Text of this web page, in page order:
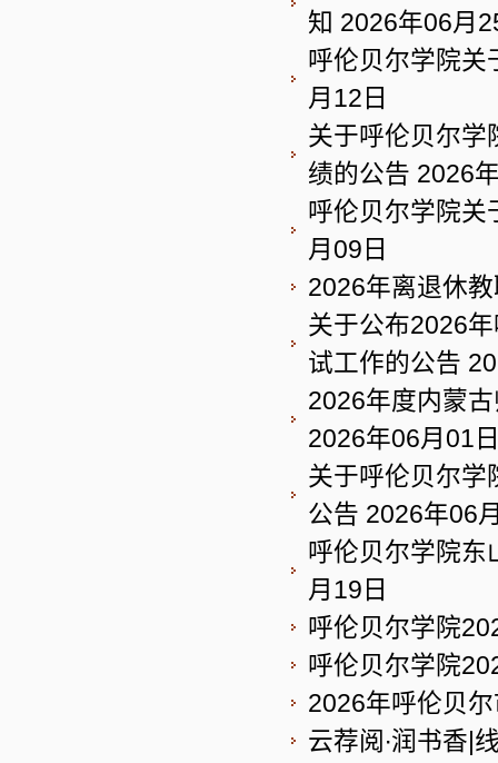
知 2026年06月
呼伦贝尔学院关
月12日
关于呼伦贝尔学
绩的公告 2026
呼伦贝尔学院关
月09日
2026年离退休
关于公布2026
试工作的公告
2026年度内蒙
2026年06月01
关于呼伦贝尔学
公告 2026年06
呼伦贝尔学院东
月19日
呼伦贝尔学院
呼伦贝尔学院
2026年呼伦贝
云荐阅∙润书香|